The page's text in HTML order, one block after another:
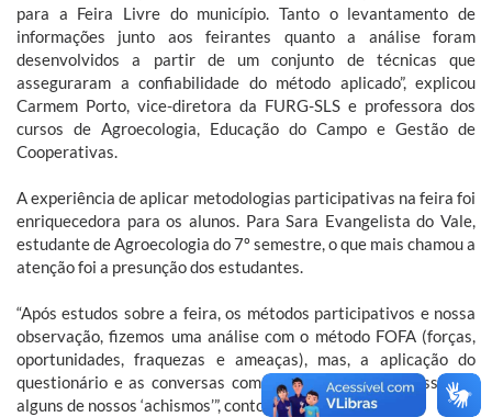
para a Feira Livre do município. Tanto o levantamento de
informações junto aos feirantes quanto a análise foram
desenvolvidos a partir de um conjunto de técnicas que
asseguraram a confiabilidade do método aplicado”, explicou
Carmem Porto, vice-diretora da FURG-SLS e professora dos
cursos de Agroecologia, Educação do Campo e Gestão de
Cooperativas.
A experiência de aplicar metodologias participativas na feira foi
enriquecedora para os alunos. Para Sara Evangelista do Vale,
estudante de Agroecologia do 7º semestre, o que mais chamou a
atenção foi a presunção dos estudantes.
“Após estudos sobre a feira, os métodos participativos e nossa
observação, fizemos uma análise com o método FOFA (forças,
oportunidades, fraquezas e ameaças), mas, a aplicação do
questionário e as conversas com os feirantes contradisseram
alguns de nossos ‘achismos’”, contou.